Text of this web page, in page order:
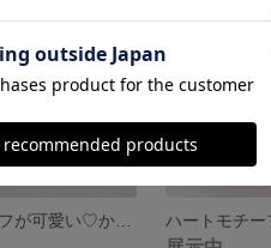
いちごモチーフが可愛い♡かぎ針編みペンポーチ